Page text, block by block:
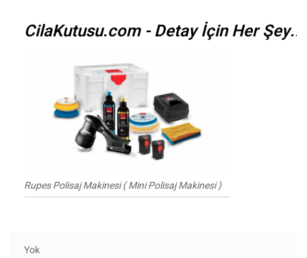
CilaKutusu.com - Detay İçin Her Şey...
Rupes Polisaj Makinesi ( Mini Polisaj Makinesi )
Yok